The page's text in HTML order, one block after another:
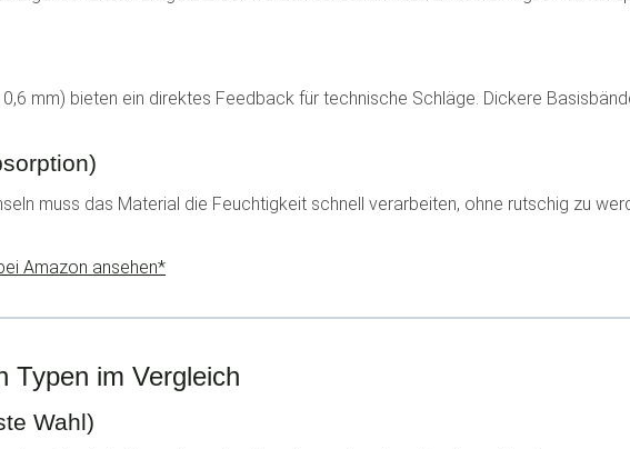
mm) bieten ein direktes Feedback für technische Schläge. Dickere
muss das Material die Feuchtigkeit schnell verarbeiten, ohne rutschig zu
Amazon ansehen*
Typen im Vergleich
Wahl)